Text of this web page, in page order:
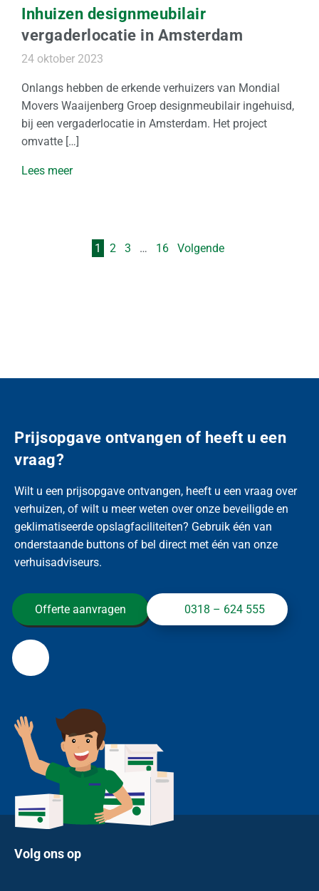
Inhuizen designmeubilair
vergaderlocatie in Amsterdam
Onlangs hebben de erkende verhuizers van Mondial
Movers Waaijenberg Groep designmeubilair ingehuisd,
bij een vergaderlocatie in Amsterdam. Het project
omvatte […]
24 oktober 2023
Lees meer
1 2 3 … 16 Volgende
Prijsopgave ontvangen of heeft u een
vraag?
Wilt u een prijsopgave ontvangen, heeft u een vraag over
verhuizen, of wilt u meer weten over onze beveiligde en
geklimatiseerde opslagfaciliteiten? Gebruik één van
onderstaande buttons of bel direct met één van onze
verhuisadviseurs.
Offerte aanvragen 0318 – 624 555
Volg ons op